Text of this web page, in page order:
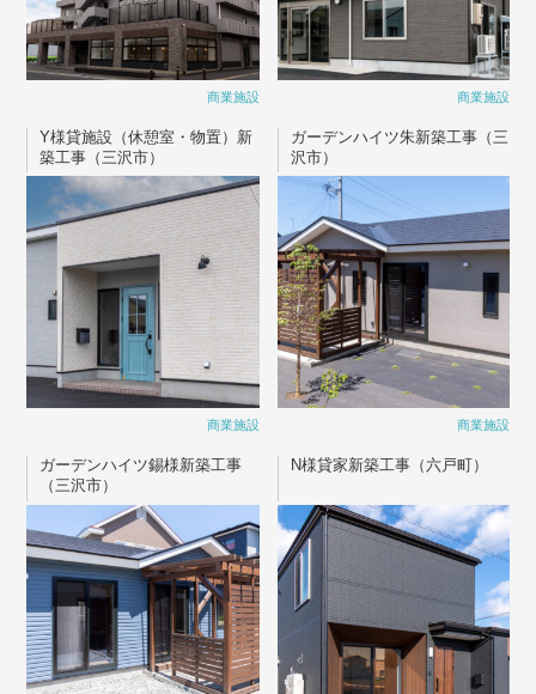
商業施設 商業施設
Y様貸施設（休憩室・物置）新
築工事（三沢市）
商業施設
ガーデンハイツ朱新築工事（三
沢市）
商業施設
ガーデンハイツ錫様新築工事
（三沢市）
N様貸家新築工事（六戸町）